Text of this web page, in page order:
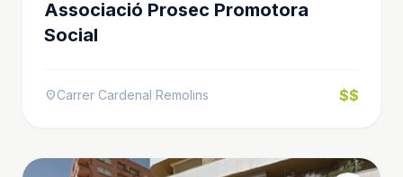
Associació Prosec Promotora
Social
location_onCarrer Cardenal Remolins $$